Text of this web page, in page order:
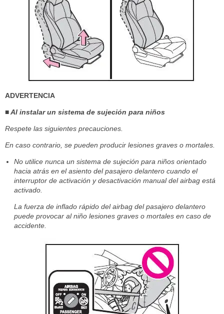
ADVERTENCIA
■ Al instalar un sistema de sujeción para niños
Respete las siguientes precauciones.
En caso contrario, se pueden producir lesiones graves o mortales.
No utilice nunca un sistema de sujeción para niños orientado
hacia atrás en el asiento del pasajero delantero cuando el
interruptor de activación y desactivación manual del airbag está
activado.
La fuerza de inflado rápido del airbag del pasajero delantero
puede provocar al niño lesiones graves o mortales en caso de
accidente.